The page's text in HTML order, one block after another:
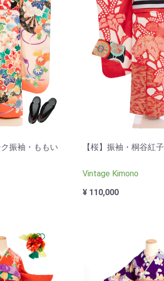
ク振袖・ももい
【桜】振袖・桐谷紅
Vintage Kimono
¥ 110,000